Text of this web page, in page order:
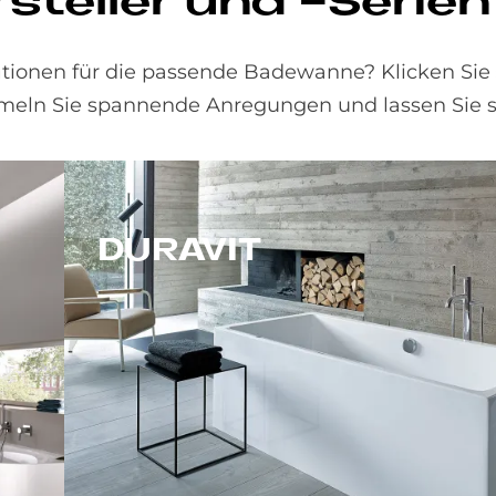
für die passende Badewanne? Klicken
Sie spannende Anregungen und lassen Sie
DU­RA­VIT